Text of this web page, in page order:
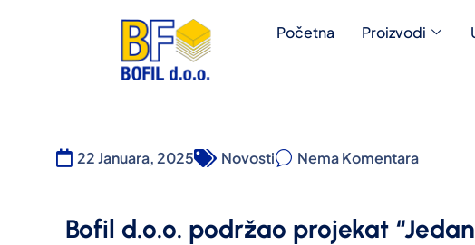
Početna Proizvodi
22 Januara, 2025 Novosti Nema Komentara
Bofil d.o.o. podržao projekat